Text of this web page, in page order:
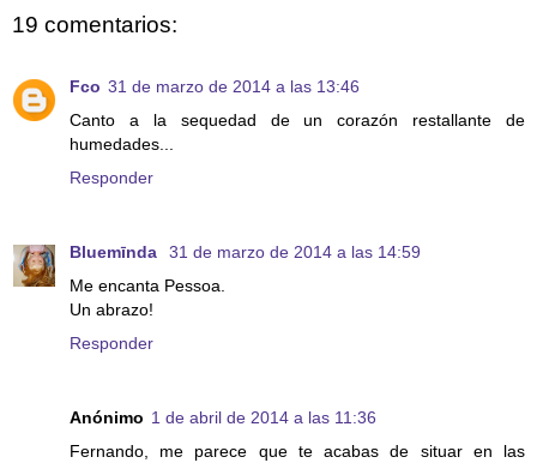
19 comentarios:
Fco 31 de marzo de 2014 a las 13:46
Canto a la sequedad de un corazón restallante de
humedades...
Responder
Bluemīnda
31 de marzo de 2014 a las 14:59
Me encanta Pessoa.
Un abrazo!
Responder
Anónimo 1 de abril de 2014 a las 11:36
Fernando, me parece que te acabas de situar en las